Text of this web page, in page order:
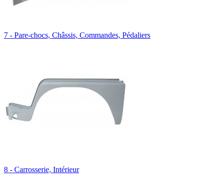
7 - Pare-chocs, Châssis, Commandes, Pédaliers
8 - Carrosserie, Intérieur